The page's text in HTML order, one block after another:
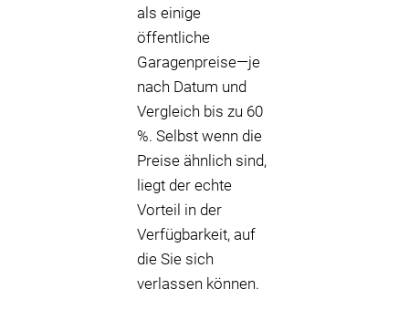
als einige
öffentliche
Garagenpreise—je
nach Datum und
Vergleich bis zu 60
%. Selbst wenn die
Preise ähnlich sind,
liegt der echte
Vorteil in der
Verfügbarkeit, auf
die Sie sich
verlassen können.